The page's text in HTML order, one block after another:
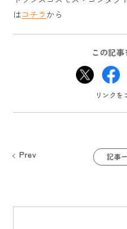
はコチラ から
この記
リンクを
Prev 記事